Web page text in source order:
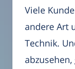
Viele
andere Art
Technik.